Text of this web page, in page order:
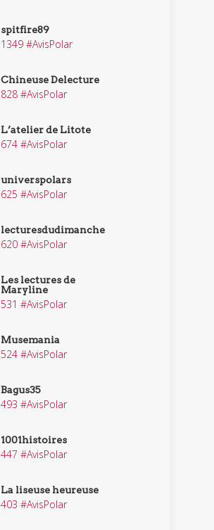
spitfire89
1349 #AvisPolar
Chineuse Delecture
828 #AvisPolar
L’atelier de Litote
674 #AvisPolar
universpolars
625 #AvisPolar
lecturesdudimanche
620 #AvisPolar
Les lectures de
Maryline
531 #AvisPolar
Musemania
524 #AvisPolar
Bagus35
493 #AvisPolar
1001histoires
447 #AvisPolar
La liseuse heureuse
403 #AvisPolar